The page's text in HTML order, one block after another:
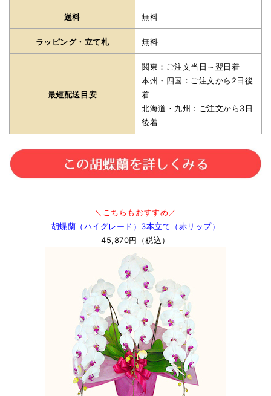
送料 無料
ラッピング・立て札 無料
最短配送目安
関東：ご注文当日～翌日着
本州・四国：ご注文から2日後
着
北海道・九州：ご注文から3日
後着
＼こちらもおすすめ／
胡蝶蘭（ハイグレード）3本立て（赤リップ）
45,870円（税込）